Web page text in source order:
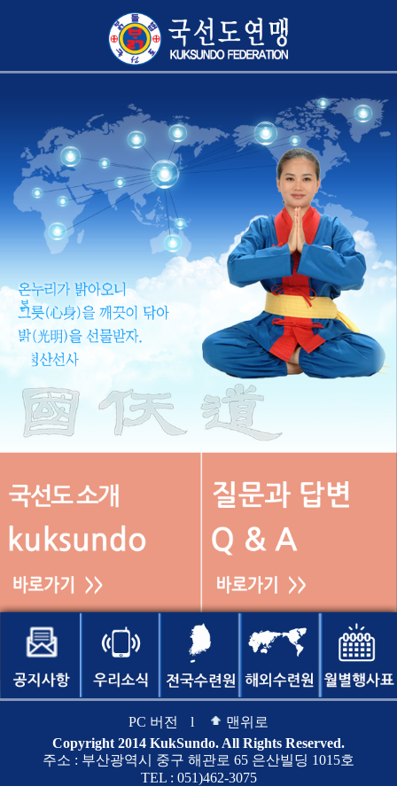
PC 버전 l
맨위로
Copyright 2014 KukSundo. All Rights Reserved.
주소 : 부산광역시 중구 해관로 65 은산빌딩 1015호
TEL : 051)462-3075